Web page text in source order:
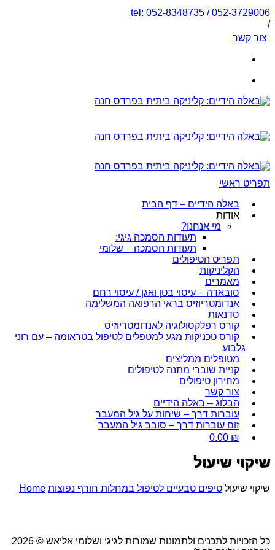
tel: 052-8348735 / 052-3729006
/
צור קשר
תפריט ראשי
באלה הידיים – דף הבית
אודות
מי אנחנו?
תעודות הסמכה גיגי:
תעודות הסמכה – שלומי
תפריט הטיפולים
הקליניקות
מאמרים
סובאדה – עיסוי בטן ואגן / עיסוי רחם
אנדומטריוזיס בראי הרפואה המשלימה
סדנאות
קורס רפלקסולוגיה לאנדומטריוזיס
קורס טכניקות מגע למטפלים לטיפול בטראומה – עם רוני
גלבוע
מטופלים ממליצים
קניית שוברי מתנה לטיפולים
מחירון טיפולים
צור קשר
הבלוג – באלה הידיים
עוברות דרך – שיחות על גיל המעבר
זום עוברות דרך – סובב גיל המעבר
0.00 ₪
שיקוי שיעול
שיקוי שיעול טיפים טבעיים לטיפול במחלות חורף נפוצות Home
כל הזכויות לתכנים ולתמונות שמורות לגיגי ושלומי אליאש © 2026